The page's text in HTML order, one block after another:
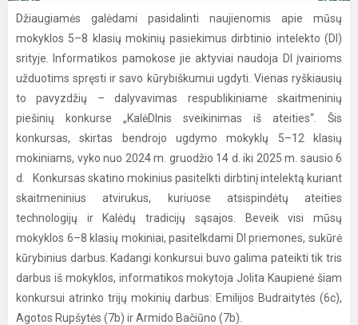
Džiaugiamės galėdami pasidalinti naujienomis apie mūsų
mokyklos 5–8 klasių mokinių pasiekimus dirbtinio intelekto (DI)
srityje. Informatikos pamokose jie aktyviai naudoja DI įvairioms
užduotims spręsti ir savo kūrybiškumui ugdyti. Vienas ryškiausių
to pavyzdžių – dalyvavimas respublikiniame skaitmeninių
piešinių konkurse „KalėDInis sveikinimas iš ateities“. Šis
konkursas, skirtas bendrojo ugdymo mokyklų 5–12 klasių
mokiniams, vyko nuo 2024 m. gruodžio 14 d. iki 2025 m. sausio 6
d. Konkursas skatino mokinius pasitelkti dirbtinį intelektą kuriant
skaitmeninius atvirukus, kuriuose atsispindėtų ateities
technologijų ir Kalėdų tradicijų sąsajos. Beveik visi mūsų
mokyklos 6–8 klasių mokiniai, pasitelkdami DI priemones, sukūrė
kūrybinius darbus. Kadangi konkursui buvo galima pateikti tik tris
darbus iš mokyklos, informatikos mokytoja Jolita Kaupienė šiam
konkursui atrinko trijų mokinių darbus: Emilijos Budraitytės (6c),
Agotos Rupšytės (7b) ir Armido Bačiūno (7b).